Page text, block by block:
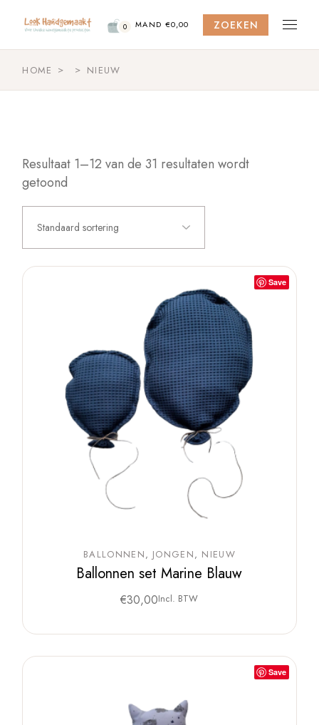
content
0 MAND €0,00 ZOEKEN
HOME NIEUW
Resultaat 1–12 van de 31 resultaten wordt
getoond
Standaard sortering
Save
BALLONNEN JONGEN NIEUW
Ballonnen set Marine Blauw
€30,00Incl. BTW
Save